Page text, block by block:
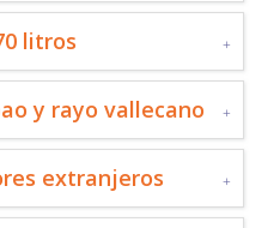
litros
y rayo vallecano
extranjeros